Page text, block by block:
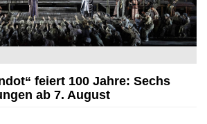
von Verona - Ennevi für Fondazione
feiert 100 Jahre: Sechs
ab 7. August